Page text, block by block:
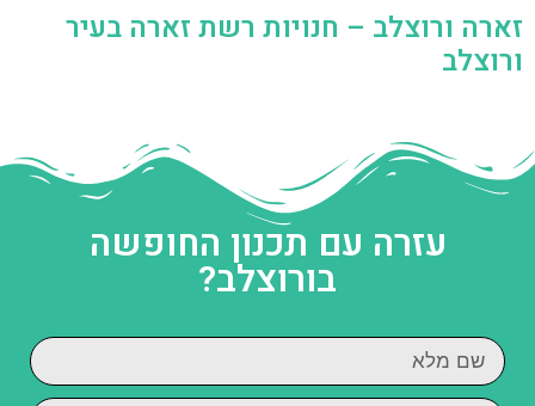
זארה ורוצלב – חנויות רשת זארה בעיר
ורוצלב
עזרה עם תכנון החופשה
בורוצלב?